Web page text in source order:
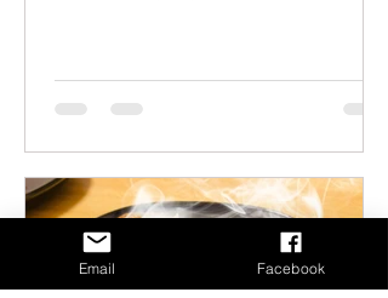
Email Facebook